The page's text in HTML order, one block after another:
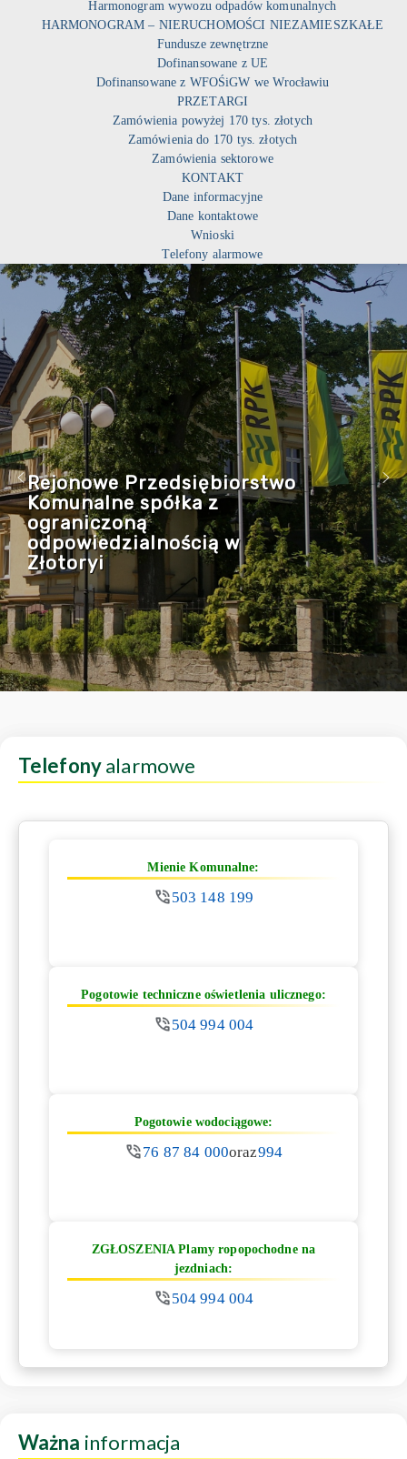
Harmonogram wywozu odpadów komunalnych
HARMONOGRAM – NIERUCHOMOŚCI NIEZAMIESZKAŁE
Fundusze zewnętrzne
Dofinansowane z UE
Dofinansowane z WFOŚiGW we Wrocławiu
PRZETARGI
Zamówienia powyżej 170 tys. złotych
Zamówienia do 170 tys. złotych
Zamówienia sektorowe
KONTAKT
Dane informacyjne
Dane kontaktowe
Wnioski
Telefony alarmowe
Rejonowe Przedsiębiorstwo
Komunalne spółka z
ograniczoną
odpowiedzialnością w
Złotoryi
Telefonyalarmowe
Mienie Komunalne:
503 148 199
Pogotowie techniczne oświetlenia ulicznego:
504 994 004
Pogotowie wodociągowe:
76 87 84 000oraz994
ZGŁOSZENIA Plamy ropopochodne na
jezdniach:
504 994 004
Ważna informacja